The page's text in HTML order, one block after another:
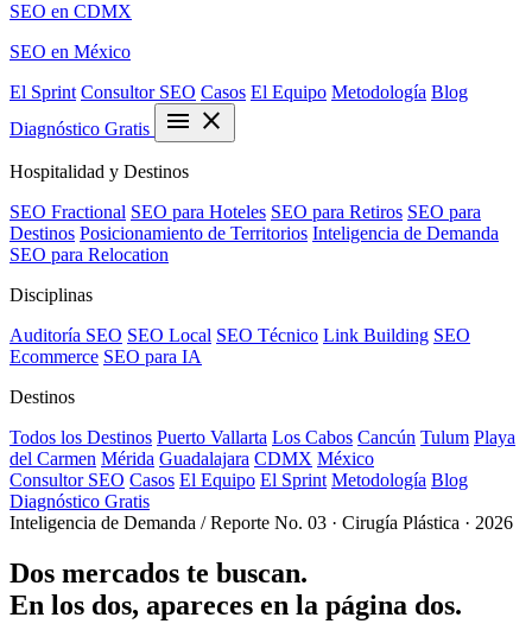
SEO en CDMX
SEO en México
El Sprint Consultor SEO Casos El Equipo Metodología Blog
Diagnóstico Gratis
menu close
Hospitalidad y Destinos
SEO Fractional SEO para Hoteles SEO para Retiros SEO para
Destinos Posicionamiento de Territorios Inteligencia de Demanda
SEO para Relocation
Disciplinas
Auditoría SEO SEO Local SEO Técnico Link Building SEO
Ecommerce SEO para IA
Destinos
Todos los Destinos Puerto Vallarta Los Cabos Cancún Tulum Playa
del Carmen Mérida Guadalajara CDMX México
Consultor SEO Casos El Equipo El Sprint Metodología Blog
Diagnóstico Gratis
Inteligencia de Demanda / Reporte No. 03 · Cirugía Plástica · 2026
Dos mercados te buscan.
En los dos, apareces en la página dos.